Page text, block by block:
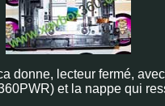
donne, lecteur fermé,
et la nappe qui